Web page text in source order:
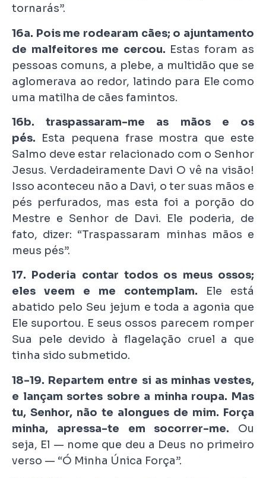
tornarás”.
16a. Pois me rodearam cães; o ajuntamento
de malfeitores me cercou. Estas foram as
pessoas comuns, a plebe, a multidão que se
aglomerava ao redor, latindo para Ele como
uma matilha de cães famintos.
16b. traspassaram-me as mãos e os
pés. Esta pequena frase mostra que este
Salmo deve estar relacionado com o Senhor
Jesus. Verdadeiramente Davi O vê na visão!
Isso aconteceu não a Davi, o ter suas mãos e
pés perfurados, mas esta foi a porção do
Mestre e Senhor de Davi. Ele poderia, de
fato, dizer: “Traspassaram minhas mãos e
meus pés”.
17. Poderia contar todos os meus ossos;
eles veem e me contemplam. Ele está
abatido pelo Seu jejum e toda a agonia que
Ele suportou. E seus ossos parecem romper
Sua pele devido à flagelação cruel a que
tinha sido submetido.
18-19. Repartem entre si as minhas vestes,
e lançam sortes sobre a minha roupa. Mas
tu, Senhor, não te alongues de mim. Força
minha, apressa-te em socorrer-me. Ou
seja, El — nome que deu a Deus no primeiro
verso — “Ó Minha Única Força”.